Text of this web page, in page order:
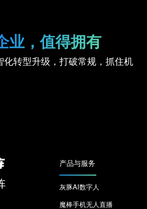
业，值得拥有
化转型升级，打破常规，抓住机
产品与服务
灰豚AI数字人
魔棒手机无人直播